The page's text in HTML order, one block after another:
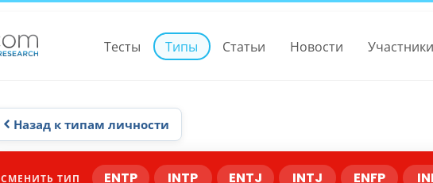
Тесты Типы Статьи Новости Участники
Назад к типам личности
СМЕНИТЬ ТИП ENTP INTP ENTJ INTJ ENFP